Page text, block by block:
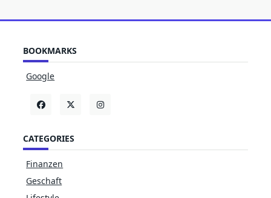
BOOKMARKS
Google
CATEGORIES
Finanzen
Geschaft